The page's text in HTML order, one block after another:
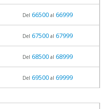
Del 66500al 66999
Del 67500al 67999
Del 68500al 68999
Del 69500al 69999